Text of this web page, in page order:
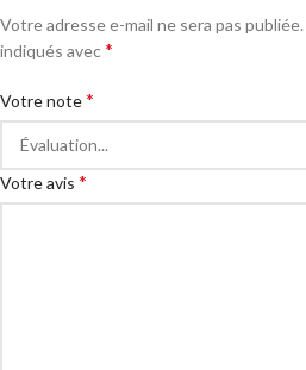
Votre adresse e-mail ne sera pas publiée.
indiqués avec*
Votre note*
Votre avis *